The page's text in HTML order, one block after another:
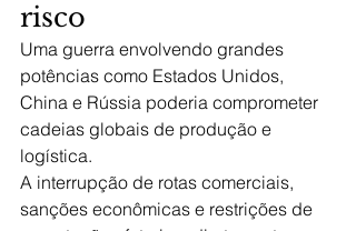
risco
Uma guerra envolvendo grandes
potências como Estados Unidos,
China e Rússia poderia comprometer
cadeias globais de produção e
logística.
A interrupção de rotas comerciais,
sanções econômicas e restrições de